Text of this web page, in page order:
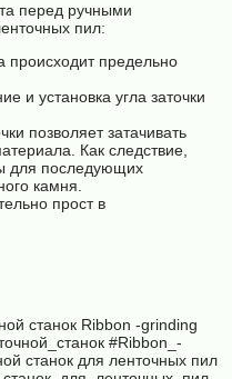
перед ручными
пил:
происходит предельно
и установка угла заточки
позволяет затачивать
Как следствие,
для последующих
камня.
прост в
станок Ribbon -grinding
#Ribbon_-
станок для ленточных пил